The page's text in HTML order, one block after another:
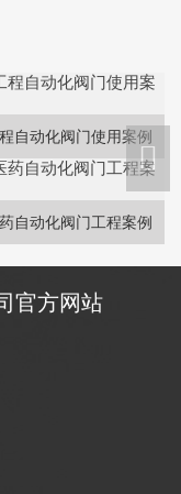
自动化阀门使用案例
自动化阀门工程案例
官方网站